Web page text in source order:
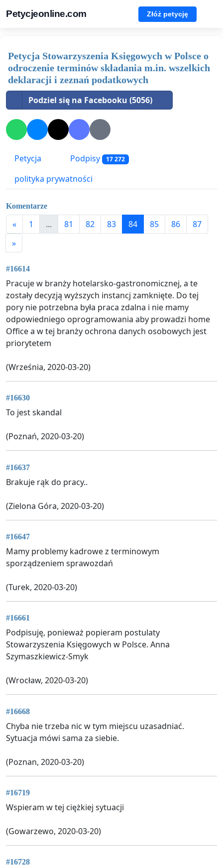
Petycjeonline.com Złóż petycję
Petycja Stowarzyszenia Księgowych w Polsce o
odroczenie terminów składania m.in. wszelkich
deklaracji i zeznań podatkowych
Podziel się na Facebooku (5056)
Petycja Podpisy 17 272
polityka prywatności
Komentarze
« 1 ... 81 82 83 84 85 86
87
»
#16614
Pracuje w branży hotelarsko-gastronomicznej, a te
zostały decyzją wyższych instancj zamknięte. Do tej
pory nie potrzebna była praca zdalna i nie mamy
odpowiedniego oprogramowania aby prowadzi home
Office a w tej branży ochrona danych osobowych jest
priorytetem
(Września, 2020-03-20)
#16630
To jest skandal
(Poznań, 2020-03-20)
#16637
Brakuje rąk do pracy..
(Zielona Góra, 2020-03-20)
#16647
Mamy problemy kadrowe z terminowym
sporządzeniem sprawozdań
(Turek, 2020-03-20)
#16661
Podpisuję, ponieważ popieram postulaty
Stowarzyszenia Księgowych w Polsce. Anna
Szymaszkiewicz-Smyk
(Wrocław, 2020-03-20)
#16668
Chyba nie trzeba nic w tym miejscu uzasadniać.
Sytuacja mówi sama za siebie.
(Poznan, 2020-03-20)
#16719
Wspieram w tej ciężkiej sytuacji
(Gowarzewo, 2020-03-20)
#16728